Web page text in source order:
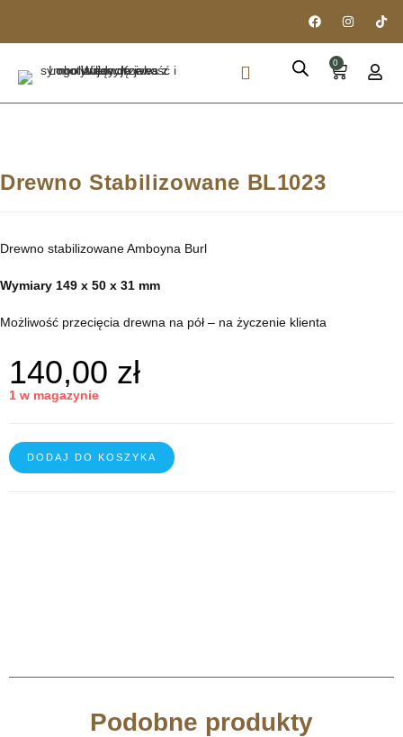
0
Drewno Stabilizowane BL1023
Drewno stabilizowane Amboyna Burl
Wymiary 149 x 50 x 31 mm
Możliwość przecięcia drewna na pół – na życzenie klienta
140,00 zł
1 w magazynie
DODAJ DO KOSZYKA
Podobne produkty